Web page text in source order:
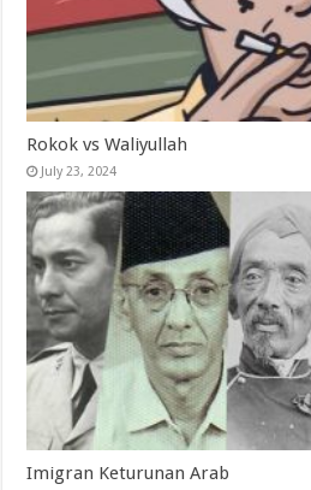
Rokok vs Waliyullah
July 23, 2024
Imigran Keturunan Arab